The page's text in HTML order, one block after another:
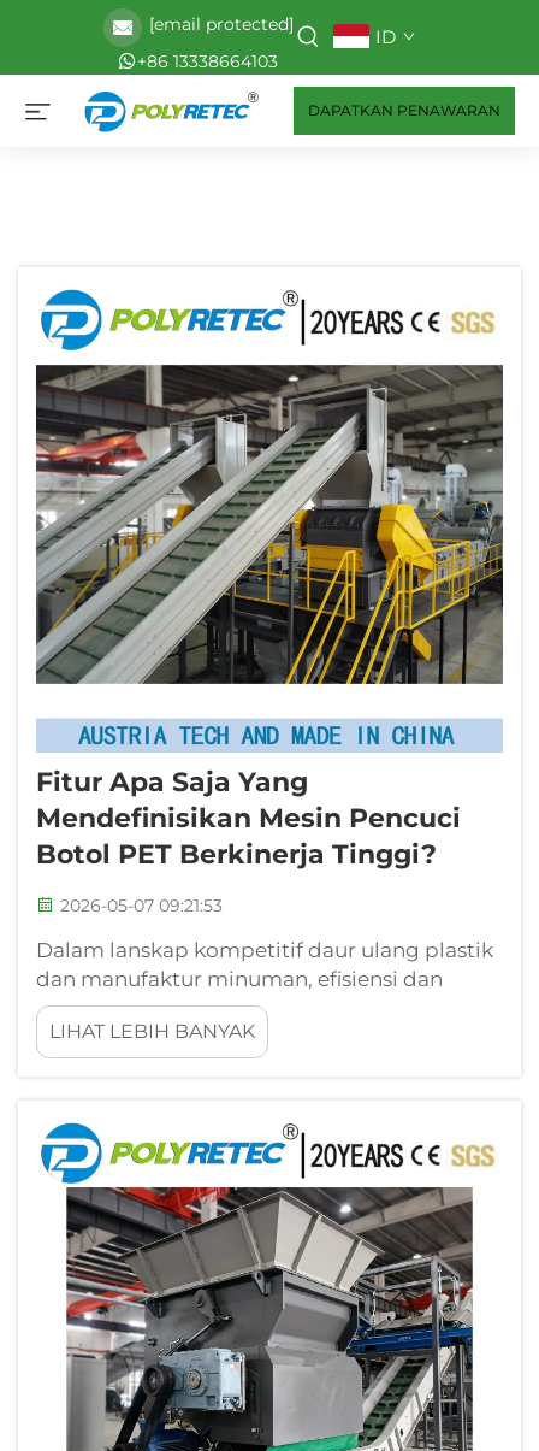
[email protected]
+86 13338664103
ID
DAPATKAN PENAWARAN
Fitur Apa Saja Yang
Mendefinisikan Mesin Pencuci
Botol PET Berkinerja Tinggi?
2026-05-07 09:21:53
Dalam lanskap kompetitif daur ulang plastik
dan manufaktur minuman, efisiensi dan
keandalan peralatan pencuci secara
langsung memengaruhi kualitas produk,
biaya operasional, serta kepatuhan terhadap
botol PET berkinerja tinggi...
LIHAT LEBIH BANYAK